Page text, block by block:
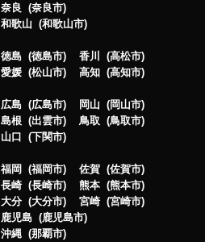
奈良
奈良市
和歌山
和歌山市
徳島 徳島市 香川
高松市
愛媛
松山市 高知 高知市
広島 広島市 岡山
岡山市
島根
出雲市 鳥取
鳥取市
山口
下関市
福岡 福岡市 佐賀
佐賀市
長崎
長崎市 熊本
熊本市
大分
大分市 宮崎
宮崎市
鹿児島
鹿児島市
沖縄
那覇市